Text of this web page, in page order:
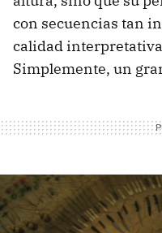
con secuencias tan
calidad
Simplemente, un